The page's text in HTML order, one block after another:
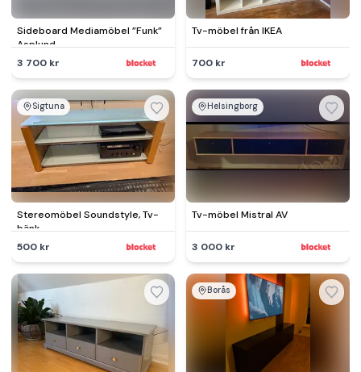
Sideboard Mediamöbel ”Funk”
Asplund
3 700 kr
Tv-möbel från IKEA
700 kr
Sigtuna
Stereomöbel Soundstyle, Tv-
bänk.
500 kr
Helsingborg
Tv-möbel Mistral AV
3 000 kr
Borås